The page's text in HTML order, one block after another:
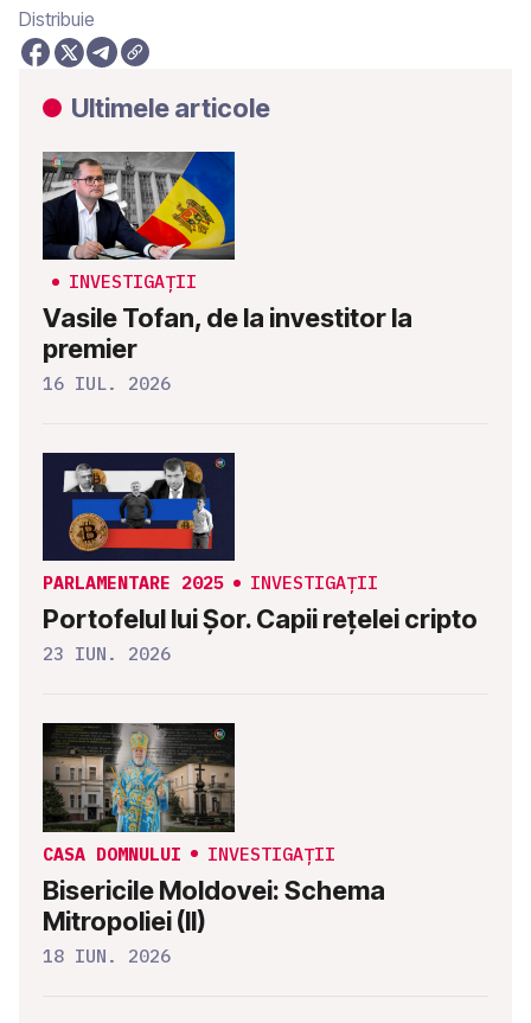
Distribuie
Ultimele articole
INVESTIGAȚII
Vasile Tofan, de la investitor la
premier
16 IUL. 2026
PARLAMENTARE 2025 INVESTIGAȚII
Portofelul lui Șor. Capii rețelei cripto
23 IUN. 2026
CASA DOMNULUI INVESTIGAȚII
Bisericile Moldovei: Schema
Mitropoliei (II)
18 IUN. 2026